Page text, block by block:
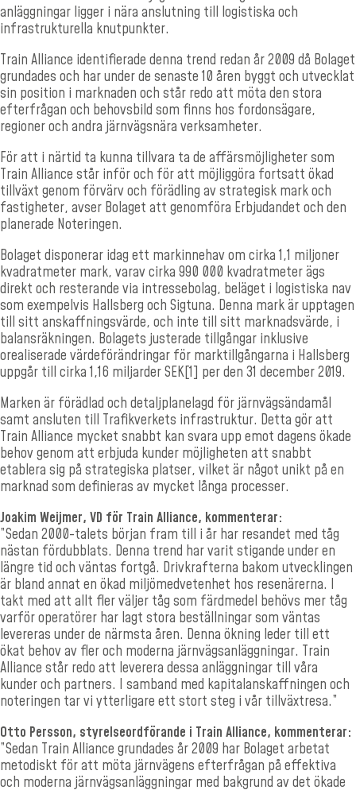
anläggningar ligger i nära anslutning till logistiska och
infrastrukturella knutpunkter.
Train Alliance identifierade denna trend redan år 2009 då Bolaget
grundades och har under de senaste 10 åren byggt och utvecklat
sin position i marknaden och står redo att möta den stora
efterfrågan och behovsbild som finns hos fordonsägare,
regioner och andra järnvägsnära verksamheter.
För att i närtid ta kunna tillvara ta de affärsmöjligheter som
Train Alliance står inför och för att möjliggöra fortsatt ökad
tillväxt genom förvärv och förädling av strategisk mark och
fastigheter, avser Bolaget att genomföra Erbjudandet och den
planerade Noteringen.
Bolaget disponerar idag ett markinnehav om cirka 1,1 miljoner
kvadratmeter mark, varav cirka 990 000 kvadratmeter ägs
direkt och resterande via intressebolag, beläget i logistiska nav
som exempelvis Hallsberg och Sigtuna. Denna mark är upptagen
till sitt anskaffningsvärde, och inte till sitt marknadsvärde, i
balansräkningen. Bolagets justerade tillgångar inklusive
orealiserade värdeförändringar för marktillgångarna i Hallsberg
uppgår till cirka 1,16 miljarder SEK[1] per den 31 december 2019.
Marken är förädlad och detaljplanelagd för järnvägsändamål
samt ansluten till Trafikverkets infrastruktur. Detta gör att
Train Alliance mycket snabbt kan svara upp emot dagens ökade
behov genom att erbjuda kunder möjligheten att snabbt
etablera sig på strategiska platser, vilket är något unikt på en
marknad som definieras av mycket långa processer.
Joakim Weijmer, VD för Train Alliance, kommenterar:
”Sedan 2000-talets början fram till i år har resandet med tåg
nästan fördubblats. Denna trend har varit stigande under en
längre tid och väntas fortgå. Drivkrafterna bakom utvecklingen
är bland annat en ökad miljömedvetenhet hos resenärerna. I
takt med att allt fler väljer tåg som färdmedel behövs mer tåg
varför operatörer har lagt stora beställningar som väntas
levereras under de närmsta åren. Denna ökning leder till ett
ökat behov av fler och moderna järnvägsanläggningar. Train
Alliance står redo att leverera dessa anläggningar till våra
kunder och partners. I samband med kapitalanskaffningen och
noteringen tar vi ytterligare ett stort steg i vår tillväxtresa.”
Otto Persson, styrelseordförande i Train Alliance, kommenterar:
”Sedan Train Alliance grundades år 2009 har Bolaget arbetat
metodiskt för att möta järnvägens efterfrågan på effektiva
och moderna järnvägsanläggningar med bakgrund av det ökade